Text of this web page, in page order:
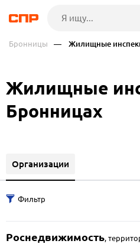
Бронницы — Жилищные
Жилищные
Бронницах
Организации
Роснедвижимость,